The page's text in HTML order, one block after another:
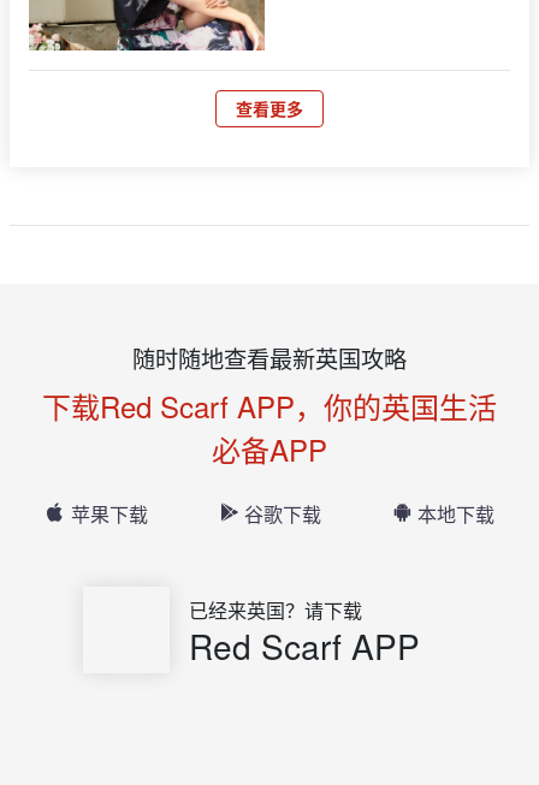
查看更多
随时随地查看最新英国攻略
下载Red Scarf APP，你的英国生活
必备APP
苹果下载 谷歌下载 本地下载
已经来英国？请下载
Red Scarf APP